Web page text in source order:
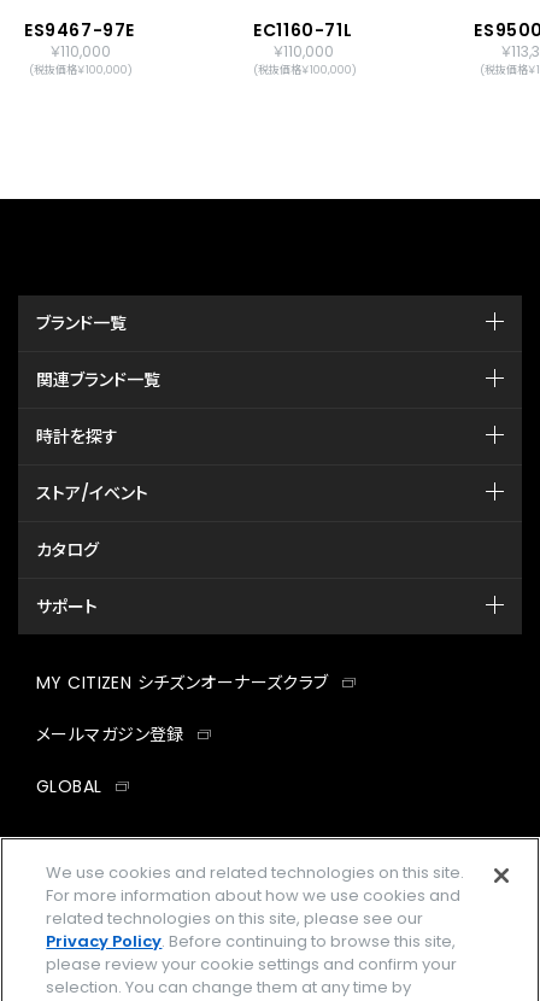
ES9467-97E
￥110,000
(税抜価格￥100,000)
EC1160-71L
￥110,000
(税抜価格￥100,000)
￥
(税抜価格
ブランド一覧
関連ブランド一覧
時計を探す
ストア/イベント
カタログ
サポート
MY CITIZEN シチズンオーナーズクラブ
メールマガジン登録
GLOBAL
企業情報 ご利用規約
We use cookies and related technologies on this site.
For more information about how we use cookies and
related technologies on this site, please see our
Privacy Policy. Before continuing to browse this site,
please review your cookie settings and confirm your
selection. You can change them at any time by